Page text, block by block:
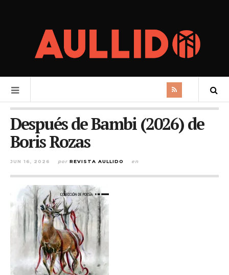
Después de Bambi (2026) de
Boris Rozas
JUN 16, 2026 por REVISTA AULLIDO en